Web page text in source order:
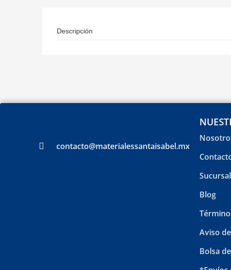
Descripción
contacto@materialessantaisabel.mx
Blog
Aviso
Bolsa